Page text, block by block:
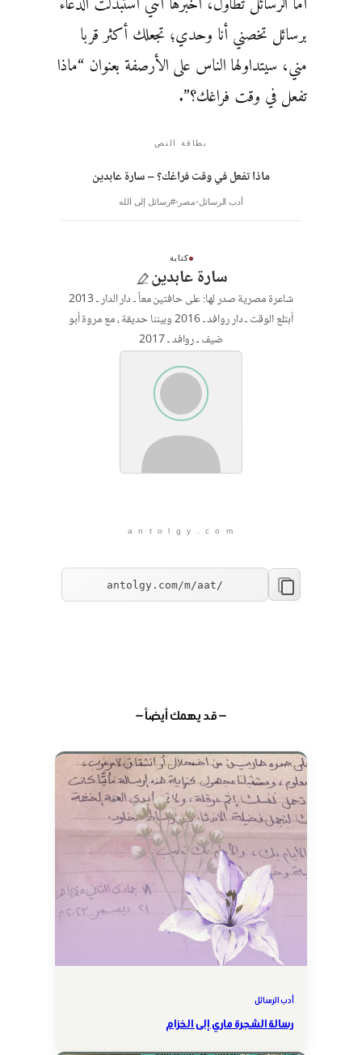
برسائل تخصني أنا وحدي؛ تجعلك أكثر قربا
مني، سيتداولها الناس على الأرصفة بعنوان “ماذا
تفعل في وقت فراغك؟”.
بطاقة النص
ماذا تفعل في وقت فراغك؟ – سارة عابدين
أدب الرسائل مصر #رسائل إلى الله
كتابة
سارة عابدين
شاعرة مصرية صدر لها: على حافتين معاً ـ دار الدار ـ 2013
أبتلع الوقت ـ دار روافد ـ 2016 وبيننا حديقة ، مع مروة أبو
ضيف ـ روافد ـ 2017
a n t o l g y . c o m
— قد يهمك أيضاً —
أدب الرسائل
رسالة الشجرة ماري إلى الخزام